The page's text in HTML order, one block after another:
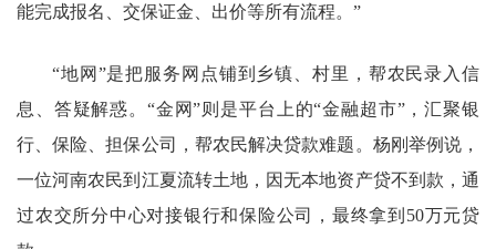
能完成报名、交保证金、出价等所有流程。”
“地网”是把服务网点铺到乡镇、村里，帮农民录入信
息、答疑解惑。“金网”则是平台上的“金融超市”，汇聚银
行、保险、担保公司，帮农民解决贷款难题。杨刚举例说，
一位河南农民到江夏流转土地，因无本地资产贷不到款，通
过农交所分中心对接银行和保险公司，最终拿到50万元贷